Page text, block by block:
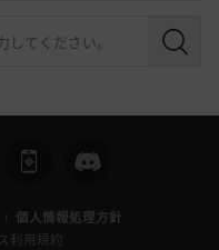
検
個人情報処理方針
利用規約